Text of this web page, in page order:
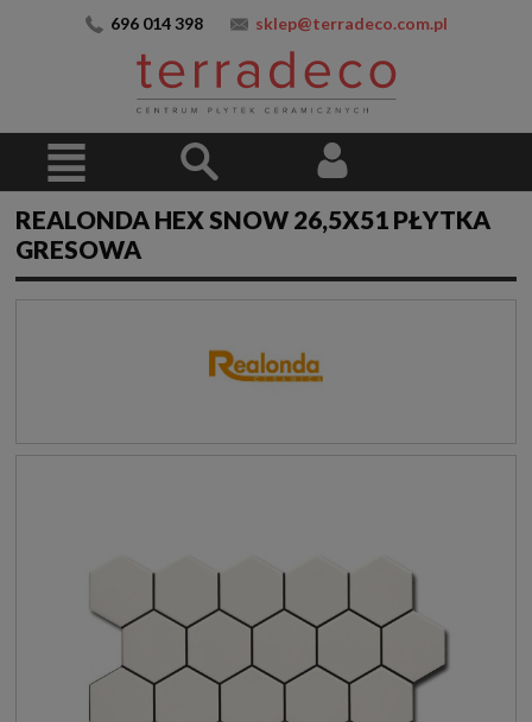
696 014 398 sklep@terradeco.com.pl
REALONDA HEX SNOW 26,5X51 PŁYTKA
GRESOWA